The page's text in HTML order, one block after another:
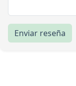
Enviar reseña